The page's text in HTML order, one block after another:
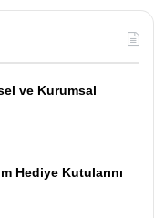
ve Kurumsal
Hediye Kutularını